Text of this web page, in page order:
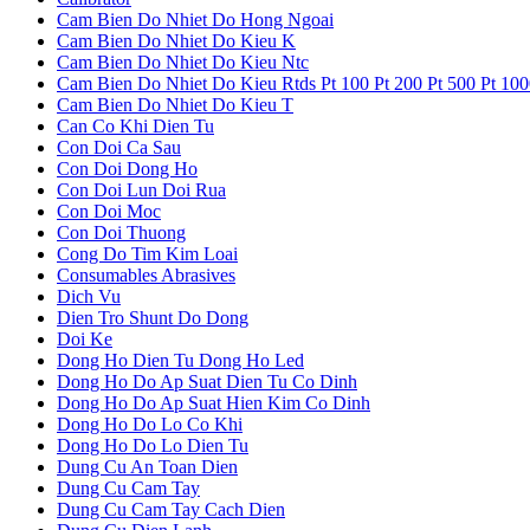
Cam Bien Do Nhiet Do Hong Ngoai
Cam Bien Do Nhiet Do Kieu K
Cam Bien Do Nhiet Do Kieu Ntc
Cam Bien Do Nhiet Do Kieu Rtds Pt 100 Pt 200 Pt 500 Pt
Cam Bien Do Nhiet Do Kieu T
Can Co Khi Dien Tu
Con Doi Ca Sau
Con Doi Dong Ho
Con Doi Lun Doi Rua
Con Doi Moc
Con Doi Thuong
Cong Do Tim Kim Loai
Consumables Abrasives
Dich Vu
Dien Tro Shunt Do Dong
Doi Ke
Dong Ho Dien Tu Dong Ho Led
Dong Ho Do Ap Suat Dien Tu Co Dinh
Dong Ho Do Ap Suat Hien Kim Co Dinh
Dong Ho Do Lo Co Khi
Dong Ho Do Lo Dien Tu
Dung Cu An Toan Dien
Dung Cu Cam Tay
Dung Cu Cam Tay Cach Dien